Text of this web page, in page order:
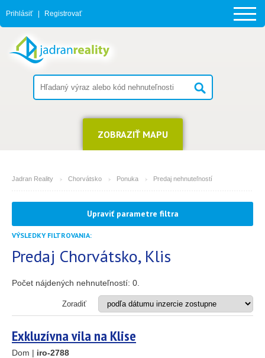
Prihlásiť Registrovať
ZOBRAZIŤ MAPU
Jadran Reality Chorvátsko Ponuka Predaj nehnuteľností
MESTO
(môžete vybrať viacej položiek)
Apartmán
Dom
Dom s apartmánmi
Investičný projekt
Stavebný pozemok
Upraviť parametre filtra
VÝSLEDKY FILTROVANIA:
Predaj Chorvátsko, Klis
Počet nájdených nehnuteľností: 0
Zoradiť
Exkluzívna vila na Klise
Dom | iro-2788